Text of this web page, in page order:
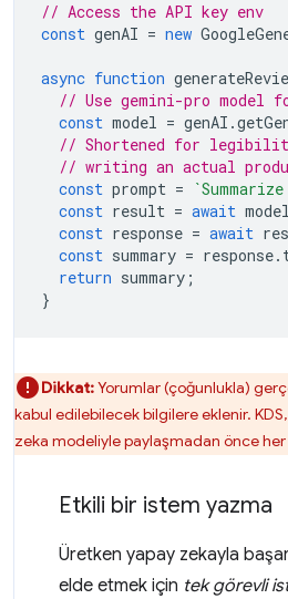
// Access the API key env
const genAI = new
async function
// Use gemini-pro model
const model = genAI .
// Shortened for
// writing an actual
const prompt =
const result = await model
const response = await
const summary = response.
return summary ;
}
Dikkat:Yorumlar (çoğunlukla)
kabul edilebilecek bilgilere eklenir.
zeka modeliyle paylaşmadan önce her
Etkili bir istem yazma
Üretken yapay zekayla
elde etmek için tek görevli